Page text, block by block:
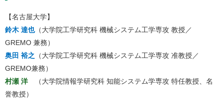
【名古屋大学】
鈴木 達也（大学院工学研究科 機械システム工学専攻 教授／
GREMO 兼務）
奥田 裕之 （大学院工学研究科 機械システム工学専攻 准教授／
GREMO兼務）
村瀬 洋 （大学院情報学研究科 知能システム学専攻 特任教授、名
誉教授）